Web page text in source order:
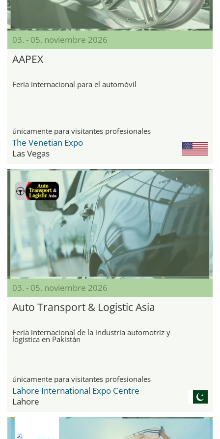
03. - 05. noviembre 2026
AAPEX
Feria internacional para el automóvil
únicamente para visitantes profesionales
The Venetian Expo
Las Vegas
03. - 05. noviembre 2026
Auto Transport & Logistic Asia
Feria internacional de la industria automotriz y
logística en Pakistán
únicamente para visitantes profesionales
Lahore International Expo Centre
Lahore